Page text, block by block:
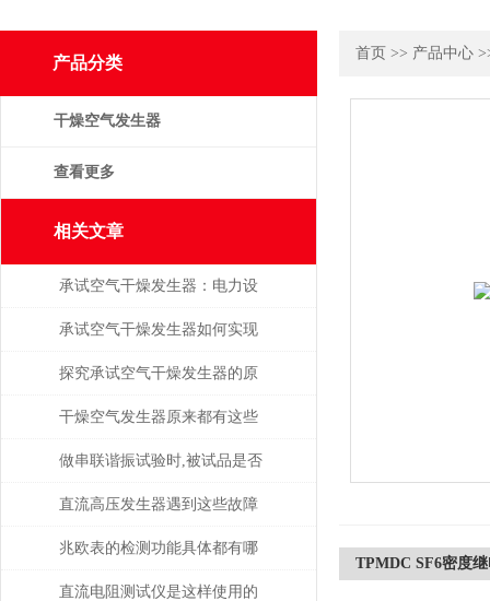
产品分类
干燥空气发生器
查看更多
相关文章
承试空气干燥发生器：电力设
备绝缘维护的守护者
承试空气干燥发生器如何实现
自动化控制？
探究承试空气干燥发生器的原
理与应用
干燥空气发生器原来都有这些
性能和特点
做串联谐振试验时,被试品是否
被击穿该如何判断？
直流高压发生器遇到这些故障
该如何处理？
兆欧表的检测功能具体都有哪
些？
直流电阻测试仪是这样使用的
首页 >> 产品中心
TPMDC SF6密度